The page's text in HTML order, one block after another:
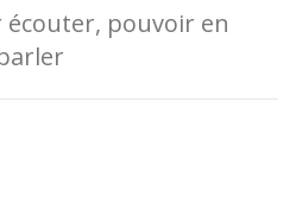
écouter, pouvoir en